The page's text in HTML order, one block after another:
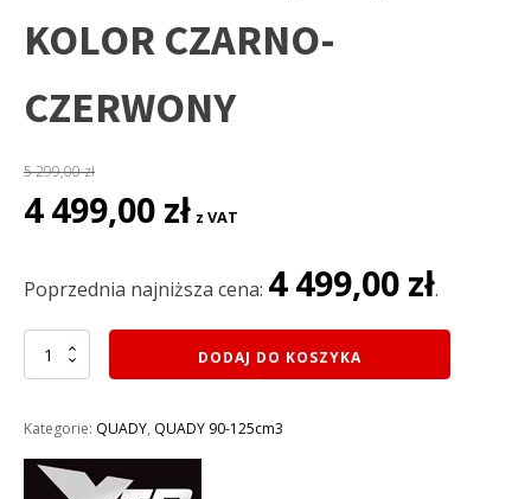
KOLOR CZARNO-
CZERWONY
5 299,00zł
Pierwotna
cena
5
4 499,00 zł cena
4
z VAT
Poprzednia najniższa cena: 4 499,00 zł.
ilość
QUAD
VARIA
008/8PRO+
KOŁA
DODAJ DO KOSZYKA
Kategorie: QUADY, QUADY 90-125cm3